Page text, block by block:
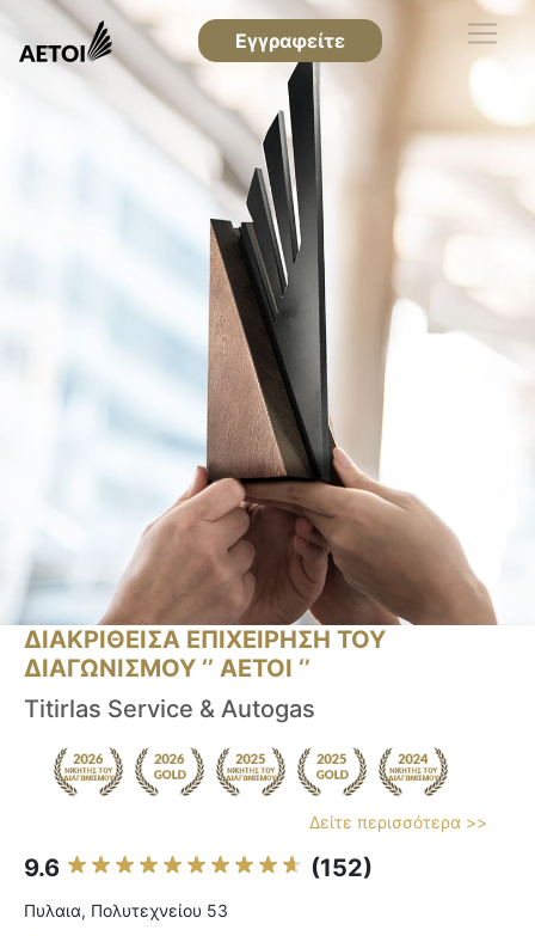
Εγγραφείτε
ΔΙΑΚΡΙΘΕΙΣΑ ΕΠΙΧΕΙΡΗΣΗ ΤΟΥ
ΔΙΑΓΩΝΙΣΜΟΥ ‘’ ΑΕΤΟΙ ‘’
Titirlas Service & Autogas
Δείτε περισσότερα >>
9.6 (152)
Πυλαια, Πολυτεχνείου 53